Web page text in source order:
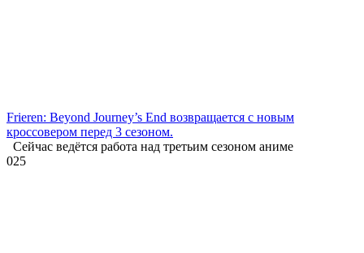
Frieren: Beyond Journey’s End возвращается с новым
кроссовером перед 3 сезоном.
Сейчас ведётся работа над третьим сезоном аниме
025